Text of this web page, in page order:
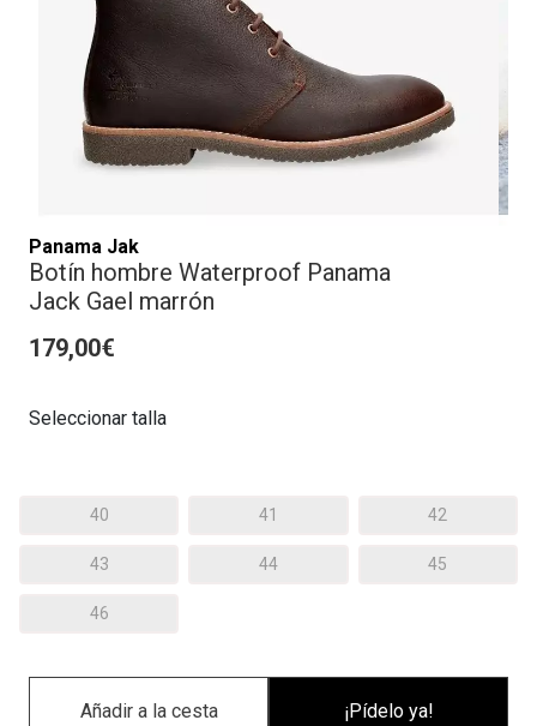
Panama Jak
Botín hombre Waterproof Panama
Jack Gael marrón
179,00€
Seleccionar talla
40 41 42
43 44 45
46
¡Pídelo ya!